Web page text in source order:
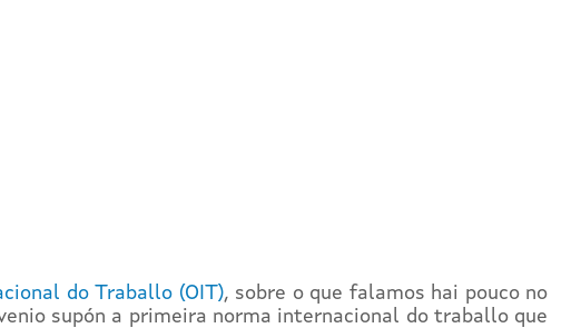
do Traballo (OIT), sobre o que falamos hai pouco no
supón a primeira norma internacional do traballo que